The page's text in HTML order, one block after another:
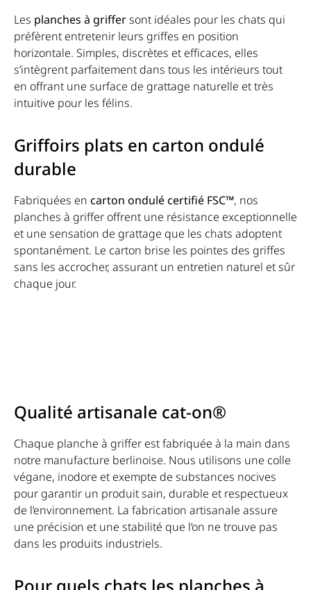
Les planches à griffersont idéales pour les chats qui
préfèrent entretenir leurs griffes en position
horizontale. Simples, discrètes et efficaces, elles
s’intègrent parfaitement dans tous les intérieurs tout
en offrant une surface de grattage naturelle et très
intuitive pour les félins.
Griffoirs plats en carton ondulé
durable
Fabriquées en carton ondulé certifié FSC™, nos
planches à griffer offrent une résistance exceptionnelle
et une sensation de grattage que les chats adoptent
spontanément. Le carton brise les pointes des griffes
sans les accrocher, assurant un entretien naturel et sûr
chaque jour.
Qualité artisanale cat-on®
Chaque planche à griffer est fabriquée à la main dans
notre manufacture berlinoise. Nous utilisons une colle
végane, inodore et exempte de substances nocives
pour garantir un produit sain, durable et respectueux
de l’environnement. La fabrication artisanale assure
une précision et une stabilité que l’on ne trouve pas
dans les produits industriels.
Pour quels chats les planches à